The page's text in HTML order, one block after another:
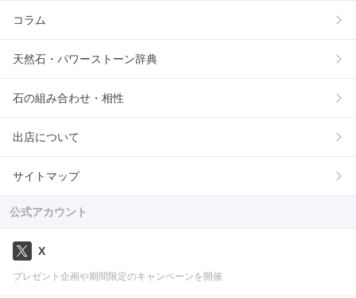
コラム
天然石・パワーストーン辞典
石の組み合わせ・相性
出店について
サイトマップ
公式アカウント
X
プレゼント企画や期間限定のキャンペーンを開催